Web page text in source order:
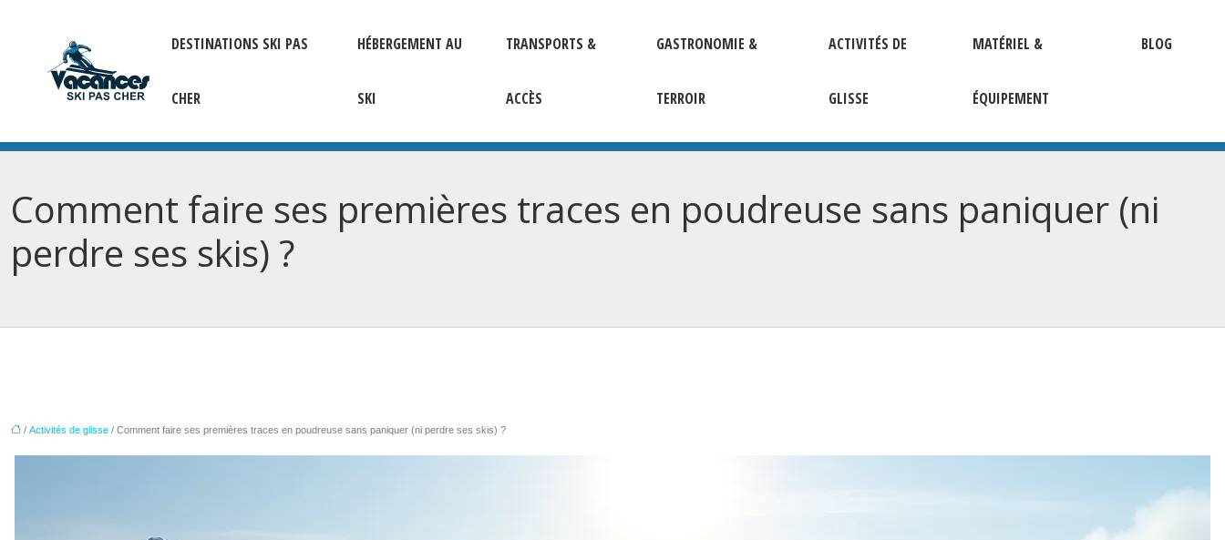
DESTINATIONS SKI PAS
CHER
HÉBERGEMENT AU
SKI
TRANSPORTS &
ACCÈS
GASTRONOMIE &
TERROIR
ACTIVITÉS DE
GLISSE
MATÉRIEL &
ÉQUIPEMENT
BLOG
Comment faire ses premières traces en poudreuse sans paniquer (ni
perdre ses skis) ?
/ Activités de glisse / Comment faire ses premières traces en poudreuse sans paniquer (ni perdre ses skis) ?